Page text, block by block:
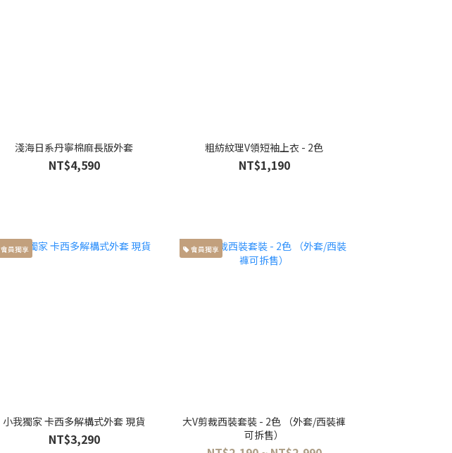
淺海日系丹寧棉麻長版外套
NT$4,590
粗紡紋理V領短袖上衣 - 2色
NT$1,190
會員獨享
小我獨家 卡西多解構式外套 現貨
NT$3,290
會員獨享
大V剪裁西裝套裝 - 2色 （外套/西裝褲
可拆售）